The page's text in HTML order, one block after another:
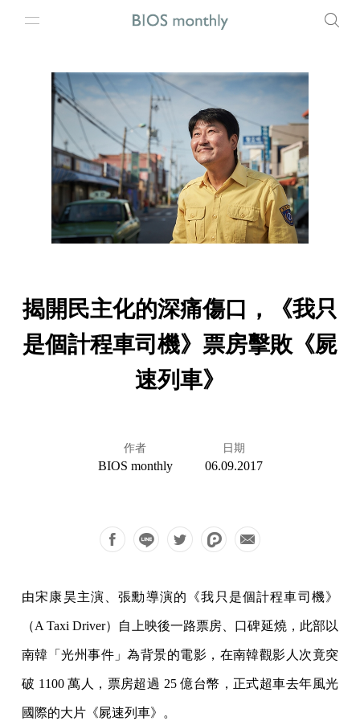
揭開民主化的深痛傷口，《我只
是個計程車司機》票房擊敗《屍
速列車》
作者
BIOS monthly
日期
06.09.2017
由宋康昊主演、張勳導演的《我只是個計程車司機》
（A Taxi Driver）自上映後一路票房、口碑延燒，此部以
南韓「光州事件」為背景的電影，在南韓觀影人次竟突
破 1100 萬人，票房超過 25 億台幣，正式超車去年風光
國際的大片《屍速列車》。